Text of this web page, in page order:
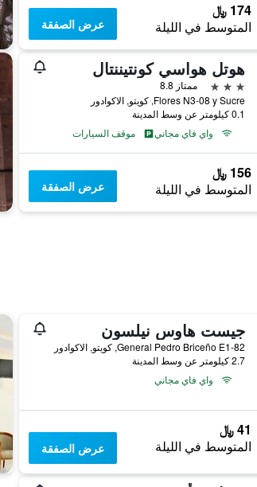
174 ﷼
المتوسط في الليلة عرض الصفقة
هوتل هواسي كونتيننتال
3 نجوم
ممتاز 8.8
Flores N3-08 y Sucre, كويتو, الاكوادور
0.1 كيلومتر عن وسط المدينة
واي فاي مجاني
موقف السيارات
156 ﷼
المتوسط في الليلة عرض الصفقة
جيست هاوس نيلسون
General Pedro Briceño E1-82, كويتو, الاكوادور
2.7 كيلومتر عن وسط المدينة
واي فاي مجاني
41 ﷼
المتوسط في الليلة عرض الصفقة